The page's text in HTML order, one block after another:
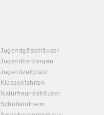
Jugendgästehäuser
Jugendherbergen
Jugendzeltplatz
Klassenfahrten
Naturfreundehäuser
Schullandheim